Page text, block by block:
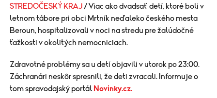
STREDOČESKÝ KRAJ / Viac ako dvadsať detí, ktoré boli v
letnom tábore pri obci Mrtník neďaleko českého mesta
Beroun, hospitalizovali v noci na stredu pre žalúdočné
ťažkosti v okolitých nemocniciach.
Zdravotné problémy sa u detí objavili v utorok po 23:00.
Záchranári neskôr spresnili, že deti zvracali. Informuje o
tom spravodajský portál Novinky.cz.